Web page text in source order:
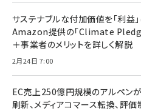
サステナブルな付加価値を「利益
Amazon提供の「Climate
＋事業者のメリットを詳しく解説
2月24日 7:00
EC売上250億円規模のアルペン
刷新、メディアコマース転換、評価